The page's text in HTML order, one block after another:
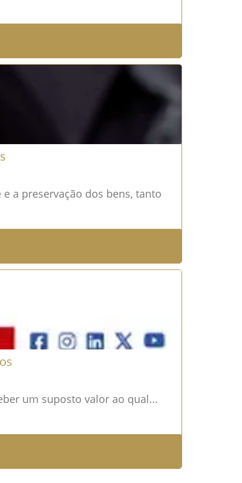
a preservação dos bens, tanto
um suposto valor ao qual...